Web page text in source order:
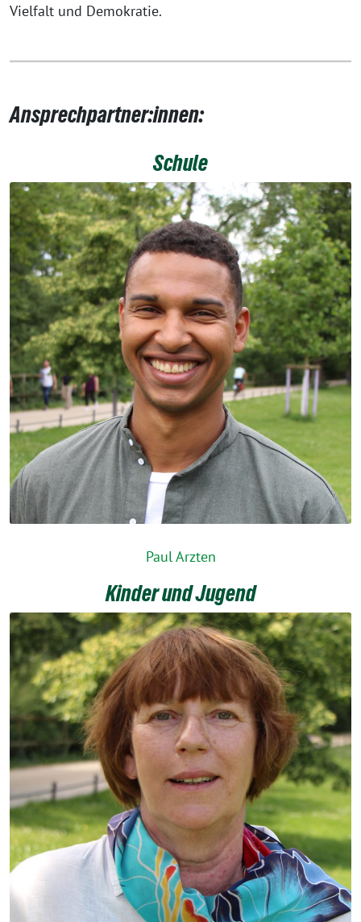
Vielfalt und Demokratie.
Ansprechpartner:innen:
Schule
Paul Arzten
Kinder und Jugend